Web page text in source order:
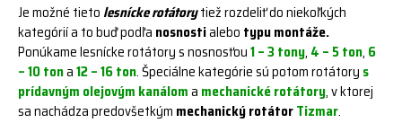
Je možné tieto lesnícke rotátorytiež rozdeliť do niekoľkých
kategórií a to buď podľa nosnostialebo typu montáže.
Ponúkame lesnícke rotátory s nosnosťou1 – 3 tony, 4 – 5 ton, 6
– 10 tona12 – 16 ton. Špeciálne kategórie sú potom rotátory s
prídavným olejovým kanáloma mechanické rotátory, v ktorej
sa nachádza predovšetkým mechanický rotátorTizmar.